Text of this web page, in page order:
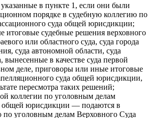
в пункте 1, если они были
порядке в судебную коллегию по
суда общей юрисдикции;
итоговые судебные решения верховного
или областного суда, суда города
суда автономной области, суда
вынесенные в качестве суда первой
деле, приговоры или иные итоговые
суда общей юрисдикции,
пересмотра таких решений;
коллегии по уголовным делам
общей юрисдикции — подаются в
уголовным делам Верховного Суда